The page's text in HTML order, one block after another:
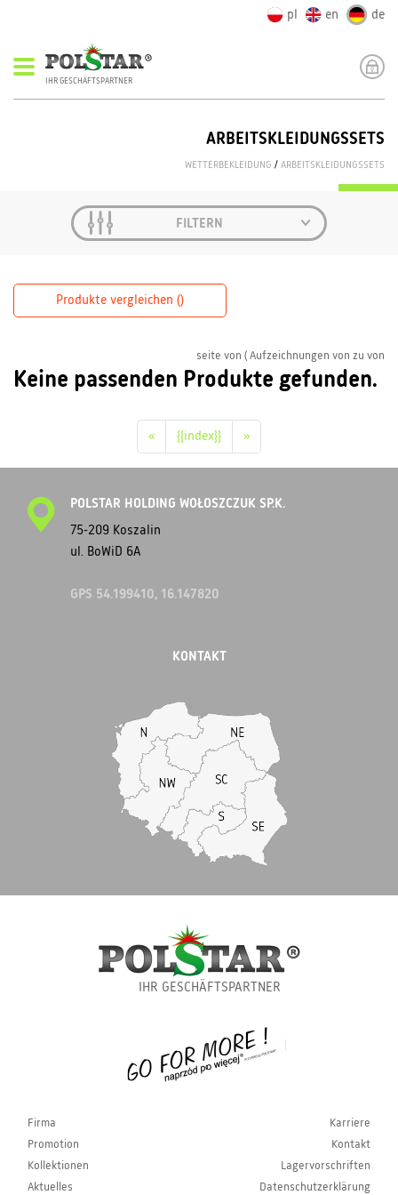
pl en de
IHR GESCHÄFTSPARTNER
ARBEITSKLEIDUNGSSETS
WETTERBEKLEIDUNG / ARBEITSKLEIDUNGSSETS
FILTERN
Produkte vergleichen ()
seite von ( Aufzeichnungen von zu von
Keine passenden Produkte gefunden.
« {{index}} »
POLSTAR HOLDING WOŁOSZCZUK SP.K.
75-209 Koszalin
ul. BoWiD 6A
GPS 54.199410, 16.147820
KONTAKT
IHR GESCHÄFTSPARTNER
Firma
Promotion
Kollektionen
Aktuelles
Karriere
Kontakt
Lagervorschriften
Datenschutzerklärung